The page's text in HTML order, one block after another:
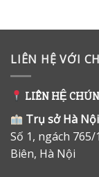
LIÊN HỆ VỚI
LIÊN HỆ
Trụ sở Hà
Số 1, ngách
Biên, Hà Nội